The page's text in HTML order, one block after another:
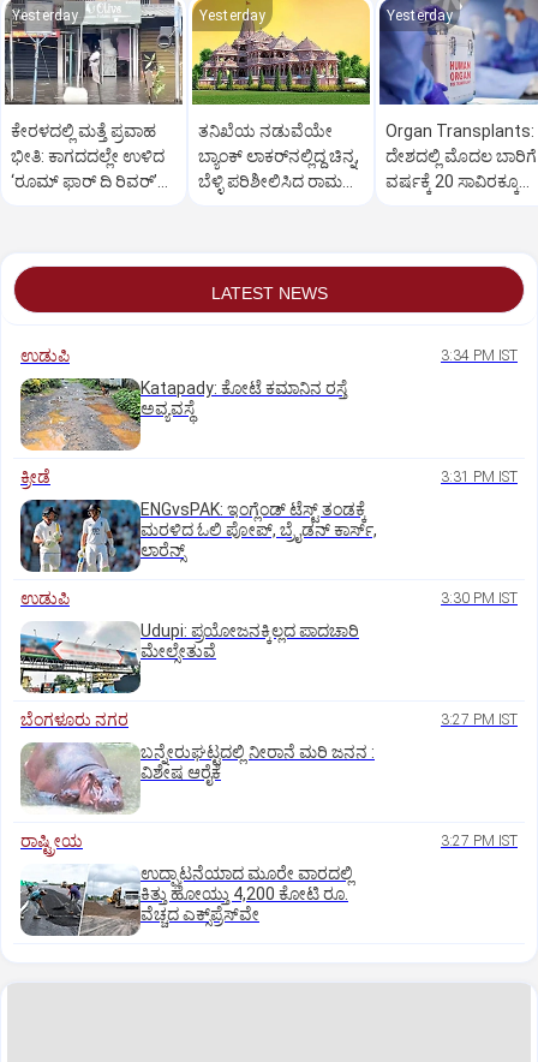
Yesterday
ಕೇರಳದಲ್ಲಿ ಮತ್ತೆ ಪ್ರವಾಹ
ಭೀತಿ: ಕಾಗದದಲ್ಲೇ ಉಳಿದ
‘ರೂಮ್ ಫಾರ್ ದಿ ರಿವರ್’
Yesterday
ತನಿಖೆಯ ನಡುವೆಯೇ
ಬ್ಯಾಂಕ್ ಲಾಕರ್‌ನಲ್ಲಿದ್ದ ಚಿನ್ನ,
ಬೆಳ್ಳಿ ಪರಿಶೀಲಿಸಿದ ರಾಮ
Yesterday
Organ Transplants:
ದೇಶದಲ್ಲಿ ಮೊದಲ ಬಾರಿಗೆ
ವರ್ಷಕ್ಕೆ 20 ಸಾವಿರಕ್ಕೂ
LATEST NEWS
ಉಡುಪಿ 3:34 PM IST
Katapady: ಕೋಟೆ ಕಮಾನಿನ ರಸ್ತೆ
ಅವ್ಯವಸ್ಥೆ
ಕ್ರೀಡೆ 3:31 PM IST
ENGvsPAK: ಇಂಗ್ಲೆಂಡ್‌ ಟೆಸ್ಟ್‌ ತಂಡಕ್ಕೆ
ಮರಳಿದ ಓಲಿ ಪೋಪ್, ಬ್ರೈಡನ್ ಕಾರ್ಸ್,
ಲಾರೆನ್ಸ್
ಉಡುಪಿ 3:30 PM IST
Udupi: ಪ್ರಯೋಜನಕ್ಕಿಲ್ಲದ ಪಾದಚಾರಿ
ಮೇಲ್ಸೇತುವೆ
ಬೆಂಗಳೂರು ನಗರ 3:27 PM IST
ಬನ್ನೇರುಘಟ್ಟದಲ್ಲಿ ನೀರಾನೆ ಮರಿ ಜನನ :
ವಿಶೇಷ ಆರೈಕೆ
ರಾಷ್ಟ್ರೀಯ 3:27 PM IST
ಉದ್ಘಾಟನೆಯಾದ ಮೂರೇ ವಾರದಲ್ಲಿ
ಕಿತ್ತು ಹೋಯ್ತು 4,200 ಕೋಟಿ ರೂ.
ವೆಚ್ಚದ ಎಕ್ಸ್‌ಪ್ರೆಸ್‌ವೇ